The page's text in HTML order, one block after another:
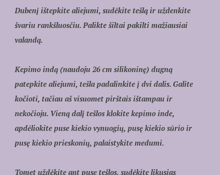
Dubenį ištepkite aliejumi, sudėkite tešlą ir uždenkite
švariu rankšluosčiu. Palikte šiltai pakilti mažiausiai
valandą.
Kepimo indą (naudoju 26 cm silikoninę) dugną
patepkite aliejumi, tešla padalinkite į dvi dalis. Galite
kočioti, tačiau aš visuomet pirštais ištampau ir
nekočioju. Vieną dalį tešlos klokite kepimo inde,
apdėliokite puse kiekio vynuogių, pusę kiekio sūrio ir
pusę kiekio prieskonių, palaistykite medumi.
Tomet uždėkite ant pusę tešlos, sudėkite likusias